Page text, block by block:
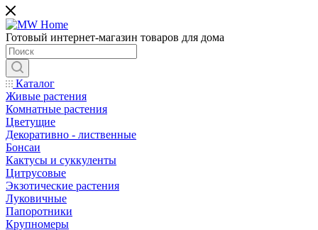
Готовый интернет-магазин товаров для дома
Каталог
Живые растения
Комнатные растения
Цветущие
Декоративно - лиственные
Бонсаи
Кактусы и суккуленты
Цитрусовые
Экзотические растения
Луковичные
Папоротники
Крупномеры